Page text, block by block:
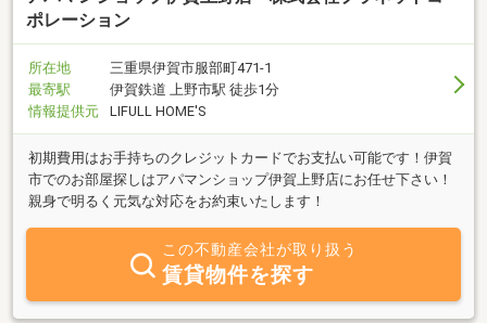
ポレーション
所在地
三重県伊賀市服部町471-1
最寄駅
伊賀鉄道 上野市駅 徒歩1分
情報提供元
LIFULL HOME'S
初期費用はお手持ちのクレジットカードでお支払い可能です！伊賀
市でのお部屋探しはアパマンショップ伊賀上野店にお任せ下さい！
親身で明るく元気な対応をお約束いたします！
この不動産会社が取り扱う
賃貸物件を探す